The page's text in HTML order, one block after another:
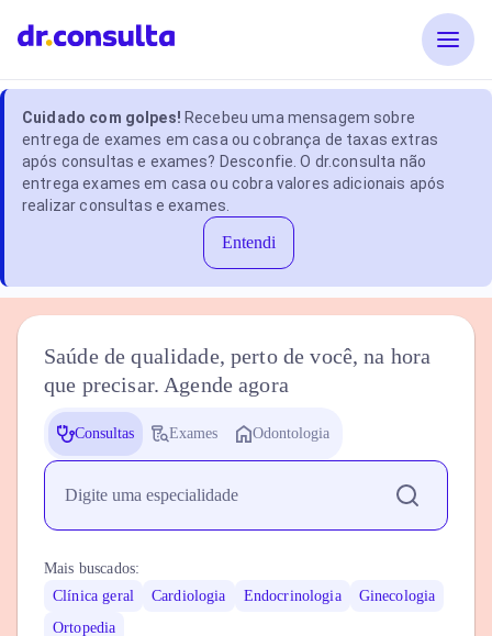
Cuidado com golpes! Recebeu uma mensagem sobre
entrega de exames em casa ou cobrança de taxas extras
após consultas e exames? Desconfie. O dr.consulta não
entrega exames em casa ou cobra valores adicionais após
realizar consultas e exames.
Entendi
Saúde de qualidade, perto de você, na hora
que precisar. Agende agora
Consultas Exames Odontologia
Mais buscados:
Clínica geral
Cardiologia Endocrinologia
Ginecologia
Ortopedia